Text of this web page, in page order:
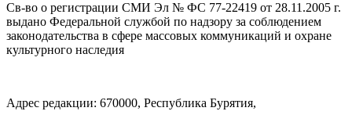
Св-во о регистрации СМИ Эл № ФС 77-22419 от 28.11.2005 г.
выдано Федеральной службой по надзору за соблюдением
законодательства в сфере массовых коммуникаций и охране
культурного наследия
Адрес редакции: 670000, Республика Бурятия,